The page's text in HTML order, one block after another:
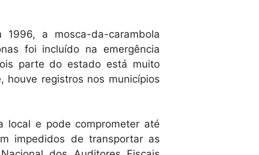
a mosca-da-carambola
foi incluído na emergência
parte do estado está muito
houve registros nos municípios
local e pode comprometer até
impedidos de transportar as